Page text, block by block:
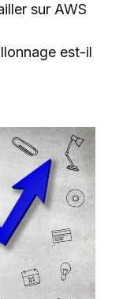
sur AWS
est-il